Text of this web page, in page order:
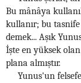
Bu mânâya
kullanır; bu
demek... Aşık
İşte en yüksek
plana almıştır.
Yunus'un